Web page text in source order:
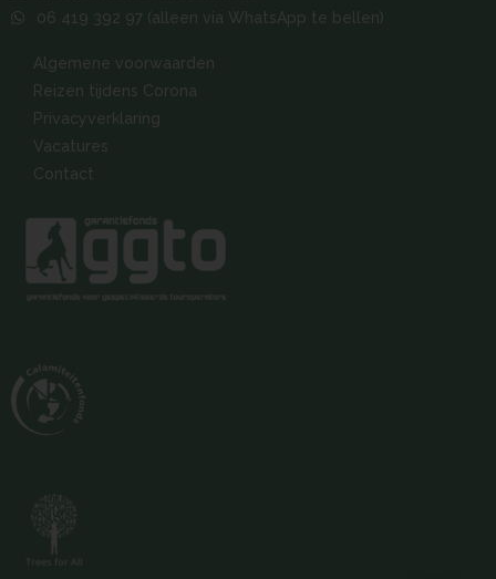
06 419 392 97 (alleen via WhatsApp te bellen)
Algemene voorwaarden
Reizen tijdens Corona
Privacyverklaring
Vacatures
Contact